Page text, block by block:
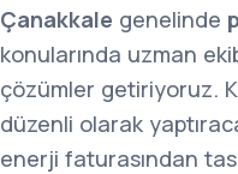
Çanakkale genelinde
konularında uzman
çözümler getiriyoruz.
düzenli olarak
enerji faturasından